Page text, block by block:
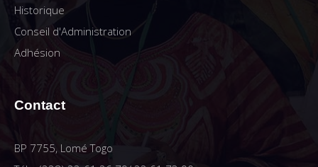
Historique
Conseil d'Administration
Adhésion
Contact
BP 7755, Lomé Togo